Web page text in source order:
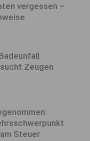
vergessen –
Zeugen
Steuer